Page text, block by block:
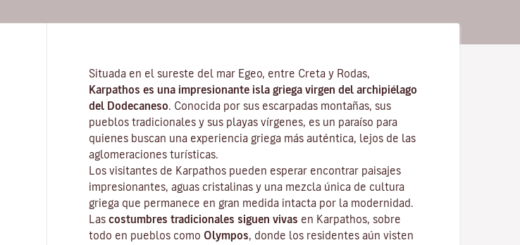
Situada en el sureste del mar Egeo, entre Creta y Rodas,
Karpathos es una impresionante isla griega virgen del archipiélago
del Dodecaneso . Conocida por sus escarpadas montañas, sus
pueblos tradicionales y sus playas vírgenes, es un paraíso para
quienes buscan una experiencia griega más auténtica, lejos de las
aglomeraciones turísticas.
Los visitantes de Karpathos pueden esperar encontrar paisajes
impresionantes, aguas cristalinas y una mezcla única de cultura
griega que permanece en gran medida intacta por la modernidad.
Las costumbres tradicionales siguen vivas en Karpathos, sobre
todo en pueblos como Olympos , donde los residentes aún visten